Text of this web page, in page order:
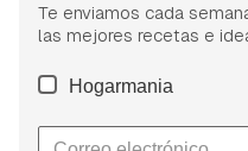
Te enviamos cada
las mejores recetas e
Hogarmania